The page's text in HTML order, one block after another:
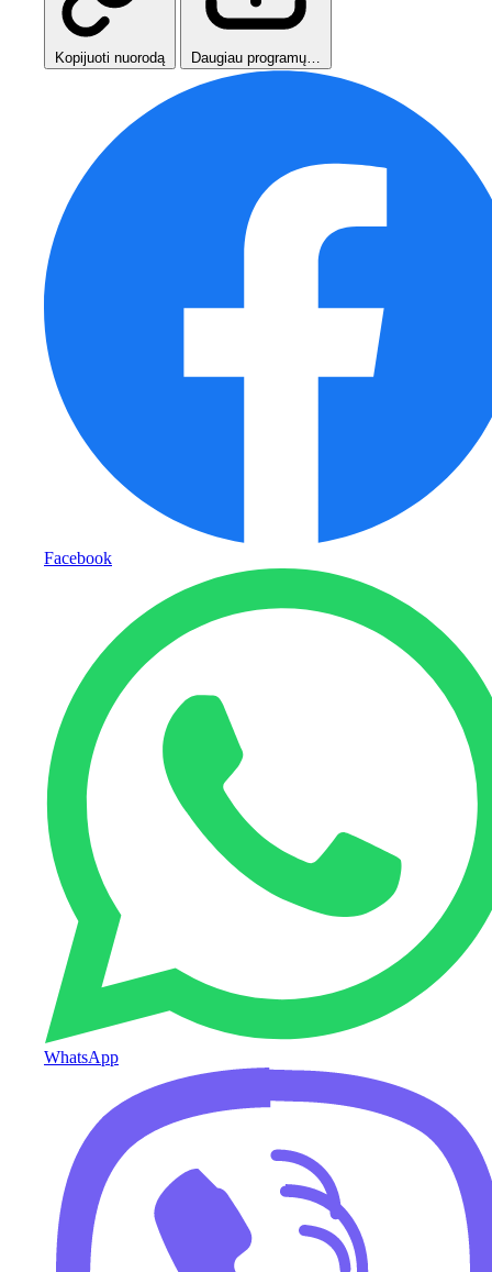
Kopijuoti nuorodą Daugiau programų…
Facebook
WhatsApp